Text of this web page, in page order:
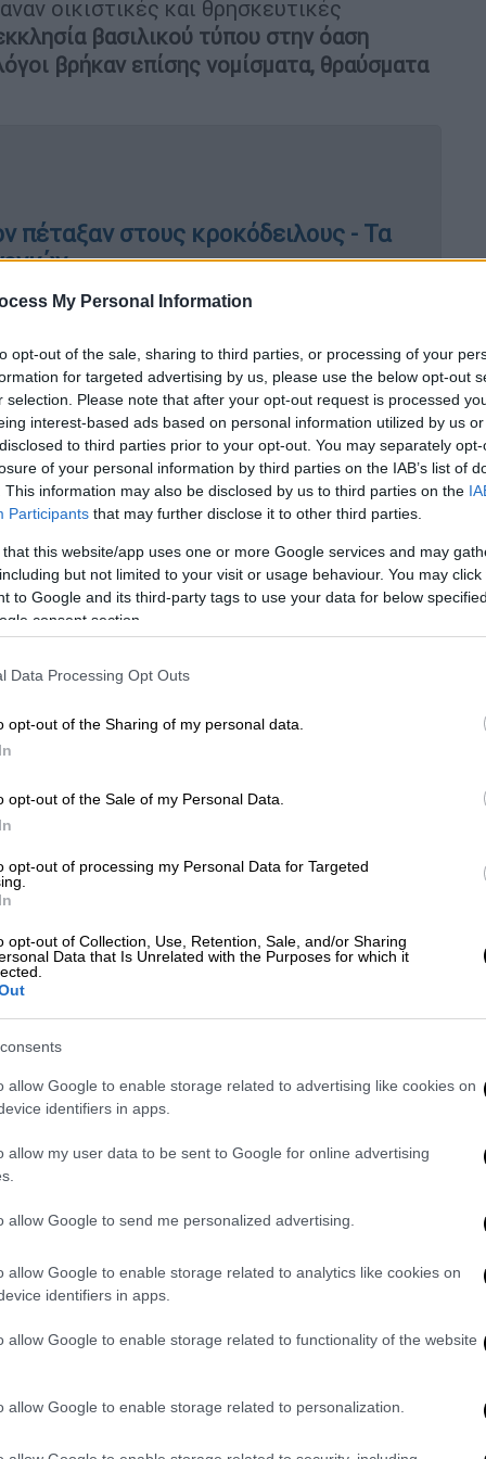
My Personal Information
opt-out of the sale, sharing to third parties, or processing of your
for targeted advertising by us, please use the below opt-out
selection. Please note that after your opt-out request is processed
interest-based ads based on personal information utilized by us
to third parties prior to your opt-out. You may separately
of your personal information by third parties on the IAB’s list of
This information may also be disclosed by us to third parties on the
Participants that may further disclose it to other third parties.
that this website/app uses one or more Google services and may
but not limited to your visit or usage behaviour. You may
to Google and its third-party tags to use your data for below
consent section.
Data Processing Opt Outs
opt-out of the Sharing of my personal data.
opt-out of the Sale of my Personal Data.
opt-out of processing my Personal Data for Targeted
opt-out of Collection, Use, Retention, Sale, and/or Sharing
Data that Is Unrelated with the Purposes for which it
allow Google to enable storage related to advertising like cookies on
identifiers in apps.
allow my user data to be sent to Google for online advertising
allow Google to send me personalized advertising.
allow Google to enable storage related to analytics like cookies on
identifiers in apps.
allow Google to enable storage related to functionality of the website
allow Google to enable storage related to personalization.
οικιστικές και θρησκευτικές
βασιλικού τύπου στην όαση
βρήκαν επίσης νομίσματα, θραύσματα
πέταξαν στους κροκόδειλους - Τα
στη Μαρίνα ελ-Αλαμέιν, κοντά στην
λαξευτούς σε βράχο και λίθινους τάφους,
σαρκοφάγο.
και οικονομία
ανέφερε ότιη πρώτη ανακάλυψη
ζωή, την αστική ανάπτυξη και τις
που η Αίγυπτος αποτελούσε μέρος της
Tourism and Antiquities)
συνοικίες περιλάμβαναν δρόμους
δρόμους ανατολής-δύσης,
δημόσιους χώρους.
του 4ου αιώνα δεσπόζει στην είσοδο
του, μαζί με τα ερείπια δύο πύργων
του, σύμφωνα με τον Μαχμούντ
αποστολής.